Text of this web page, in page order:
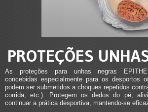
PROTEÇÕES
As proteções para unhas negras
concebidas especialmente para os desportos
podem ser submetidos a choques repetidos
corrida, etc.). Protegem os dedos do pé,
continuar a prática desportiva, mantendo-se